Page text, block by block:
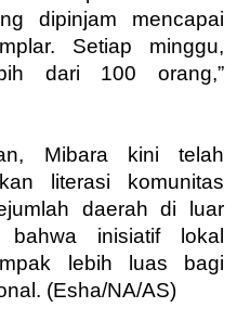
dipinjam mencapai
Setiap minggu,
dari 100 orang,”
Mibara kini telah
literasi komunitas
daerah di luar
bahwa inisiatif lokal
lebih luas bagi
(Esha/NA/AS)